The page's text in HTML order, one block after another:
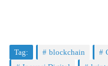
Tag: blockchain